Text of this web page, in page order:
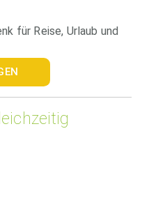
für Reise, Urlaub und